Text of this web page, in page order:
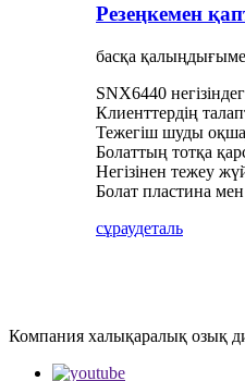
Резеңкемен
басқа
SNX6440
Клиенттердің
Тежегіш шуды
Болаттың тотқа
Негізінен тежеу
Болат пластина
сұраудеталь
Компания халықаралық озық